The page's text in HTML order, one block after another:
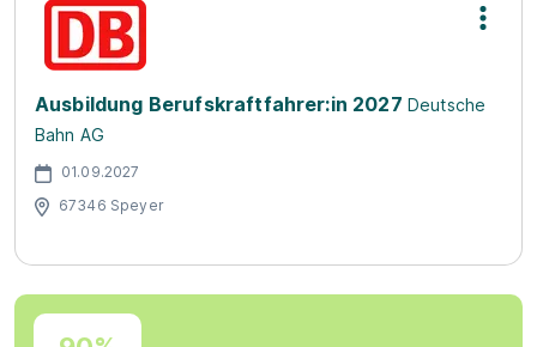
Ausbildung Berufskraftfahrer:in 2027 Deutsche
Bahn AG
01.09.2027
67346 Speyer